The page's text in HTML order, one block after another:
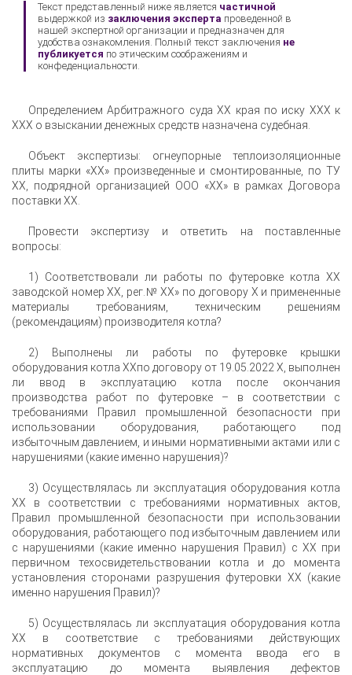
Текст представленный ниже является частичной
выдержкой из заключения эксперта проведенной в
нашей экспертной организации и предназначен для
удобства ознакомления. Полный текст заключения не
публикуется по этическим соображениям и
конфеденциальности.
Определением Арбитражного суда ХХ края по иску ХХХ к
ХХХ о взыскании денежных средств назначена судебная.
Объект экспертизы: огнеупорные теплоизоляционные
плиты марки «ХХ» произведенные и смонтированные, по ТУ
ХХ, подрядной организацией ООО «ХХ» в рамках Договора
поставки ХХ.
Провести экспертизу и ответить на поставленные
вопросы:
1) Соответствовали ли работы по футеровке котла ХХ
заводской номер ХХ, рег.№ ХХ» по договору Х и примененные
материалы требованиям, техническим решениям
(рекомендациям) производителя котла?
2) Выполнены ли работы по футеровке крышки
оборудования котла ХХпо договору от 19.05.2022 Х, выполнен
ли ввод в эксплуатацию котла после окончания
производства работ по футеровке – в соответствии с
требованиями Правил промышленной безопасности при
использовании оборудования, работающего под
избыточным давлением, и иными нормативными актами или с
нарушениями (какие именно нарушения)?
3) Осуществлялась ли эксплуатация оборудования котла
ХХ в соответствии с требованиями нормативных актов,
Правил промышленной безопасности при использовании
оборудования, работающего под избыточным давлением или
с нарушениями (какие именно нарушения Правил) с ХХ при
первичном техосвидетельствовании котла и до момента
установления сторонами разрушения футеровки ХХ (какие
именно нарушения Правил)?
5) Осуществлялась ли эксплуатация оборудования котла
ХХ в соответствие с требованиями действующих
нормативных документов с момента ввода его в
эксплуатацию до момента выявления дефектов